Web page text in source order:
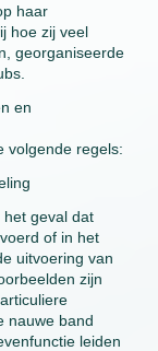
haar
hoe zij veel
georganiseerde
en
volgende regels:
het geval dat
of in het
uitvoering van
zijn
nauwe band
leiden